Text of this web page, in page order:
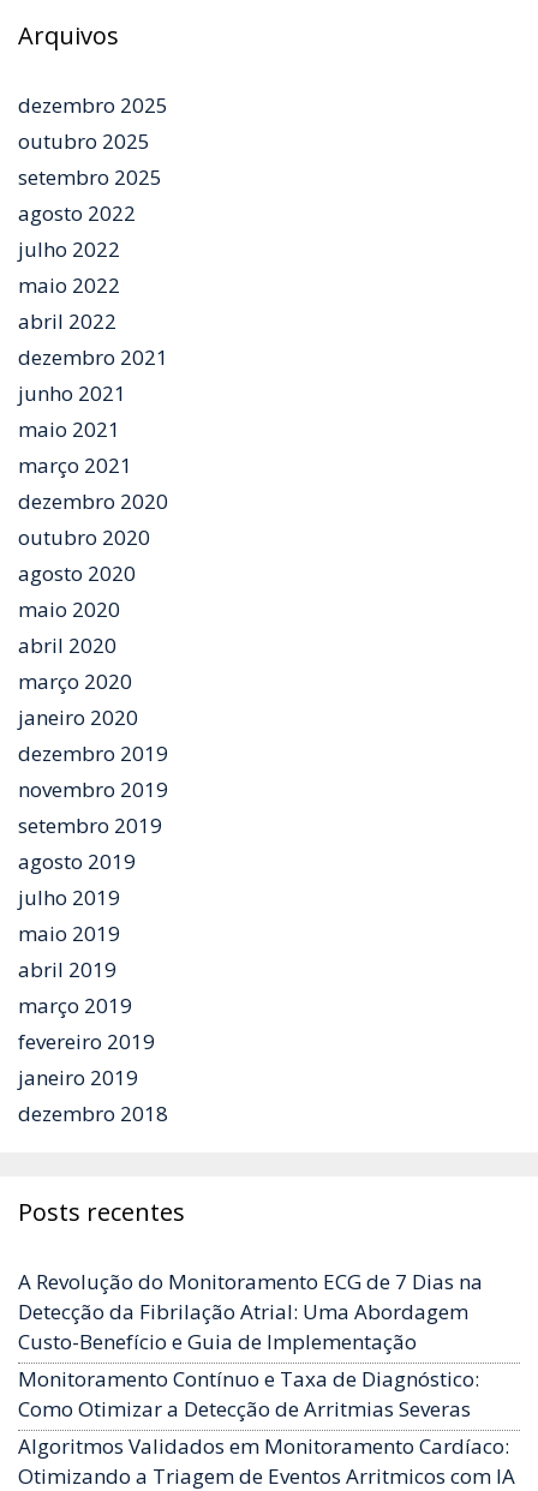
Arquivos
dezembro 2025
outubro 2025
setembro 2025
agosto 2022
julho 2022
maio 2022
abril 2022
dezembro 2021
junho 2021
maio 2021
março 2021
dezembro 2020
outubro 2020
agosto 2020
maio 2020
abril 2020
março 2020
janeiro 2020
dezembro 2019
novembro 2019
setembro 2019
agosto 2019
julho 2019
maio 2019
abril 2019
março 2019
fevereiro 2019
janeiro 2019
dezembro 2018
Posts recentes
A Revolução do Monitoramento ECG de 7 Dias na
Detecção da Fibrilação Atrial: Uma Abordagem
Custo-Benefício e Guia de Implementação
Monitoramento Contínuo e Taxa de Diagnóstico:
Como Otimizar a Detecção de Arritmias Severas
Algoritmos Validados em Monitoramento Cardíaco:
Otimizando a Triagem de Eventos Arritmicos com IA